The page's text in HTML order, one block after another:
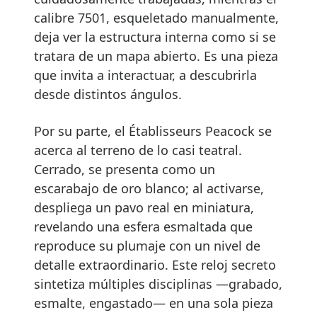
calibre 7501, esqueletado manualmente,
deja ver la estructura interna como si se
tratara de un mapa abierto. Es una pieza
que invita a interactuar, a descubrirla
desde distintos ángulos.
Por su parte, el Établisseurs Peacock se
acerca al terreno de lo casi teatral.
Cerrado, se presenta como un
escarabajo de oro blanco; al activarse,
despliega un pavo real en miniatura,
revelando una esfera esmaltada que
reproduce su plumaje con un nivel de
detalle extraordinario. Este reloj secreto
sintetiza múltiples disciplinas —grabado,
esmalte, engastado— en una sola pieza